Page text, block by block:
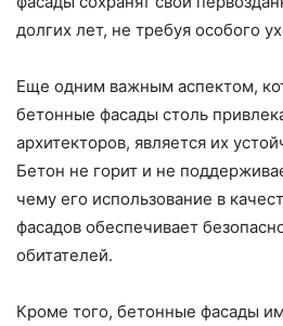
долгих лет, не требуя особого
Еще одним важным аспектом,
бетонные фасады столь
архитекторов, является их
Бетон не горит и не
чему его использование в
фасадов обеспечивает
обитателей.
Кроме того, бетонные фасады